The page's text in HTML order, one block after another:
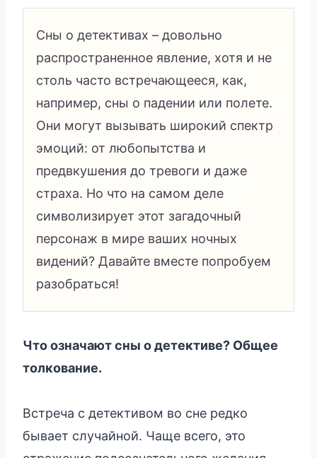
Сны о детективах – довольно
распространенное явление, хотя и не
столь часто встречающееся, как,
например, сны о падении или полете.
Они могут вызывать широкий спектр
эмоций: от любопытства и
предвкушения до тревоги и даже
страха. Но что на самом деле
символизирует этот загадочный
персонаж в мире ваших ночных
видений? Давайте вместе попробуем
разобраться!
Что означают сны о детективе? Общее
толкование.
Встреча с детективом во сне редко
бывает случайной. Чаще всего, это